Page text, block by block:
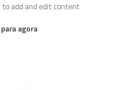
add and edit content
agora